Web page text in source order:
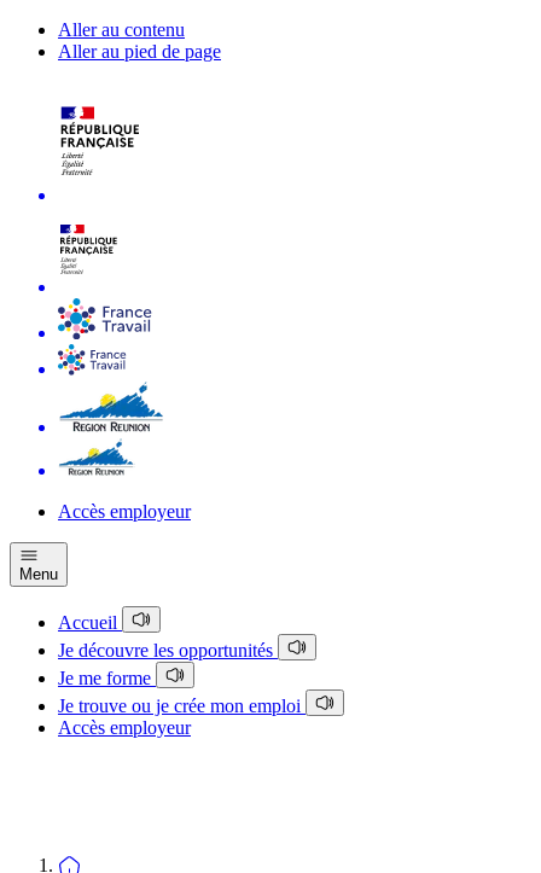
Aller au contenu
Aller au pied de page
Accès employeur
Menu
Accueil
Je découvre les opportunités
Je me forme
Je trouve ou je crée mon emploi
Accès employeur